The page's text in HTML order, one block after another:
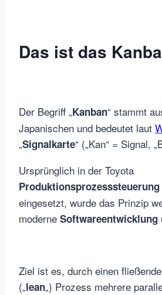
Das ist das
Der Begriff „Kanban“ stammt
Japanischen und bedeutet laut
„Signalkarte“ („Kan“ = Signal,
Ursprünglich in der Toyota
Produktionsprozesssteuerung
eingesetzt, wurde das Prinzip
moderne Softwareentwicklung
Ziel ist es, durch einen
(„lean„) Prozess mehrere